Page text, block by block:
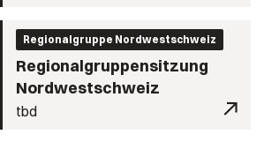
Regionalgruppe Nordwestschweiz
Regionalgruppensitzung
Nordwestschweiz
tbd